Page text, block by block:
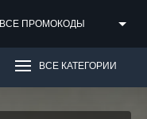
ВСЕ ПРОМОКОДЫ
ВСЕ КАТЕГОРИИ